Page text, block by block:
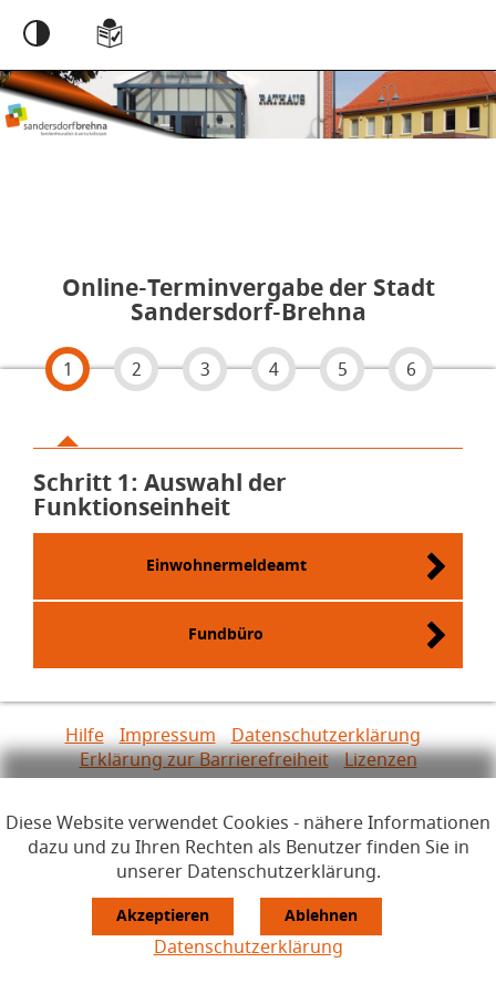
Diese Website verwendet Cookies - nähere Informationen
dazu und zu Ihren Rechten als Benutzer finden Sie in
unserer Datenschutzerklärung.
Datenschutzerklärung
Online-Terminvergabe der Stadt
Sandersdorf-Brehna
1 2 3 4 5 6
Schritt 1von 6
: Auswahl der
Funktionseinheit
Einwohnermeldeamt
Fundbüro
Links zur Hilfe, Impressum, Datenschutzerklärung,
Hilfe Impressum Datenschutzerklärung
Erklärung zur Barrierefreiheit Lizenzen
Ihre Sitzung läuft aus in 24Minuten
Hauptregion der Seite